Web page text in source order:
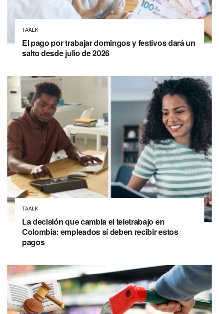
TAALK
El pago por trabajar domingos y festivos dará un
salto desde julio de 2026
TAALK
La decisión que cambia el teletrabajo en
Colombia: empleados sí deben recibir estos
pagos